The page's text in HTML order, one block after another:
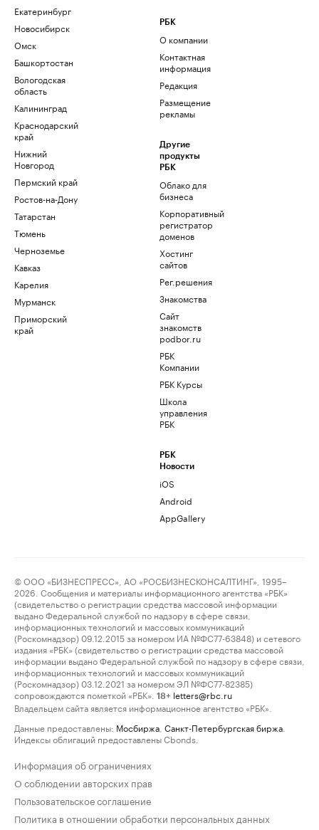
Екатеринбург
Новосибирск
Омск
Башкортостан
Вологодская
область
Калининград
Краснодарский
край
Нижний
Новгород
Пермский край
Ростов-на-Дону
Татарстан
Тюмень
Черноземье
Кавказ
Карелия
Мурманск
Приморский
край
РБК
О компании
Контактная
информация
Редакция
Размещение
рекламы
Другие
продукты
РБК
Облако для
бизнеса
Корпоративный
регистратор
доменов
Хостинг
сайтов
Рег.решения
Знакомства
Сайт
знакомств
podbor.ru
РБК
Компании
РБК Курсы
Школа
управления
РБК
РБК
Новости
iOS
Android
AppGallery
© ООО «БИЗНЕСПРЕСС», АО «РОСБИЗНЕСКОНСАЛТИНГ», 1995–
2026. Сообщения и материалы информационного агентства «РБК»
(свидетельство о регистрации средства массовой информации
выдано Федеральной службой по надзору в сфере связи,
информационных технологий и массовых коммуникаций
(Роскомнадзор) 09.12.2015 за номером ИА №ФС77-63848) и сетевого
издания «РБК» (свидетельство о регистрации средства массовой
информации выдано Федеральной службой по надзору в сфере связи,
информационных технологий и массовых коммуникаций
(Роскомнадзор) 03.12.2021 за номером ЭЛ №ФС77-82385)
сопровождаются пометкой «РБК».
18+ letters@rbc.ru
Владельцем сайта является информационное агентство «РБК».
Данные предоставлены: Мосбиржа Санкт-Петербургская биржа
Индексы облигаций предоставлены Cbonds.
Информация об ограничениях
О соблюдении авторских прав
Пользовательское соглашение
Политика в отношении обработки персональных данных